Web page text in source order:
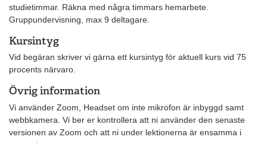
studietimmar. Räkna med några timmars hemarbete.
Gruppundervisning, max 9 deltagare.
Kursintyg
Vid begäran skriver vi gärna ett kursintyg för aktuell kurs vid 75
procents närvaro.
Övrig information
Vi använder Zoom, Headset om inte mikrofon är inbyggd samt
webbkamera. Vi ber er kontrollera att ni använder den senaste
versionen av Zoom och att ni under lektionerna är ensamma i